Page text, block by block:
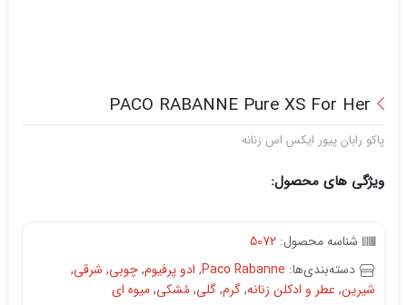
PACO RABANNE Pure XS For Her
پاکو رابان پیور ایکس اس زنانه
ویژگی های محصول:
شناسه محصول: 5072
دسته‌بندی‌ها: Paco Rabanne
, ادو پرفیوم,چوبی, شرقی,
شیرین, عطر و ادکلن زنانه,گرم,گلی,مُشکی,میوه ای